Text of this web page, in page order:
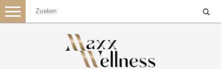
Toggle
navigation